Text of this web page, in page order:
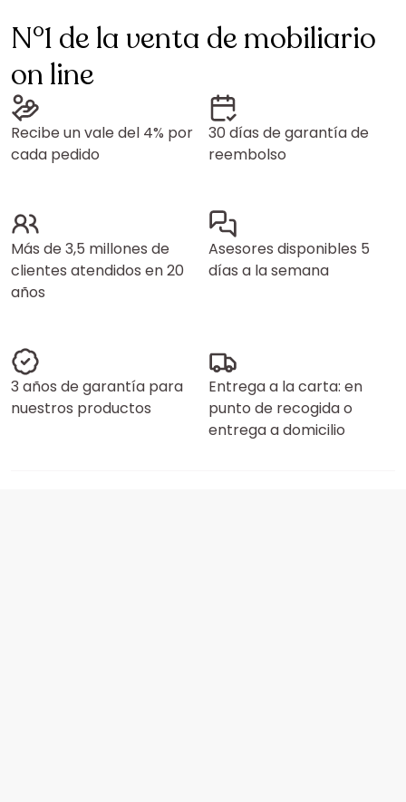
N°1 de la venta de mobiliario
on line
Recibe un vale del 4% por
cada pedido
30 días de garantía de
reembolso
Más de 3,5 millones de
clientes atendidos en 20
años
Asesores disponibles 5
días a la semana
3 años de garantía para
nuestros productos
Entrega a la carta: en
punto de recogida o
entrega a domicilio